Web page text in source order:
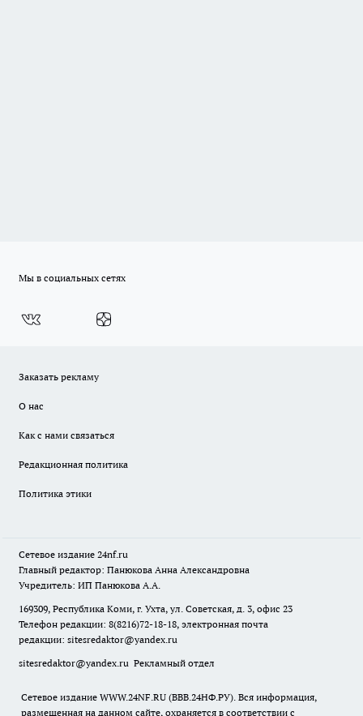
Мы в социальных сетях
Заказать рекламу
О нас
Как с нами связаться
Редакционная политика
Политика этики
Сетевое издание 24nf.ru
Главный редактор: Панюкова Анна Александровна
Учредитель: ИП Панюкова А.А.
169309, Республика Коми, г. Ухта, ул. Советская, д. 3, офис 23
Телефон редакции: 8(8216)72-18-18, электронная почта
редакции: sitesredaktor@yandex.ru
sitesredaktor@yandex.ru Рекламный отдел
Сетевое издание WWW.24NF.RU (ВВВ.24НФ.РУ). Вся информация,
размещенная на данном сайте, охраняется в соответствии с